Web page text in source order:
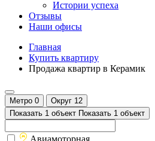
Истории успеха
Отзывы
Наши офисы
Главная
Купить квартиру
Продажа квартир в Керамик
Метро 0 Округ 12
Показать 1 объект Показать 1 объект
Авиамоторная